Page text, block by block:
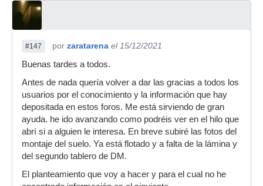
#147 por zaratarena el 15/12/2021
Buenas tardes a todos.
Antes de nada quería volver a dar las gracias a todos los
usuarios por el conocimiento y la información que hay
depositada en estos foros. Me está sirviendo de gran
ayuda. he ido avanzando como podréis ver en el hilo que
abrí si a alguien le interesa. En breve subiré las fotos del
montaje del suelo. Ya está flotado y a falta de la lámina y
del segundo tablero de DM.
El planteamiento que voy a hacer y para el cual no he